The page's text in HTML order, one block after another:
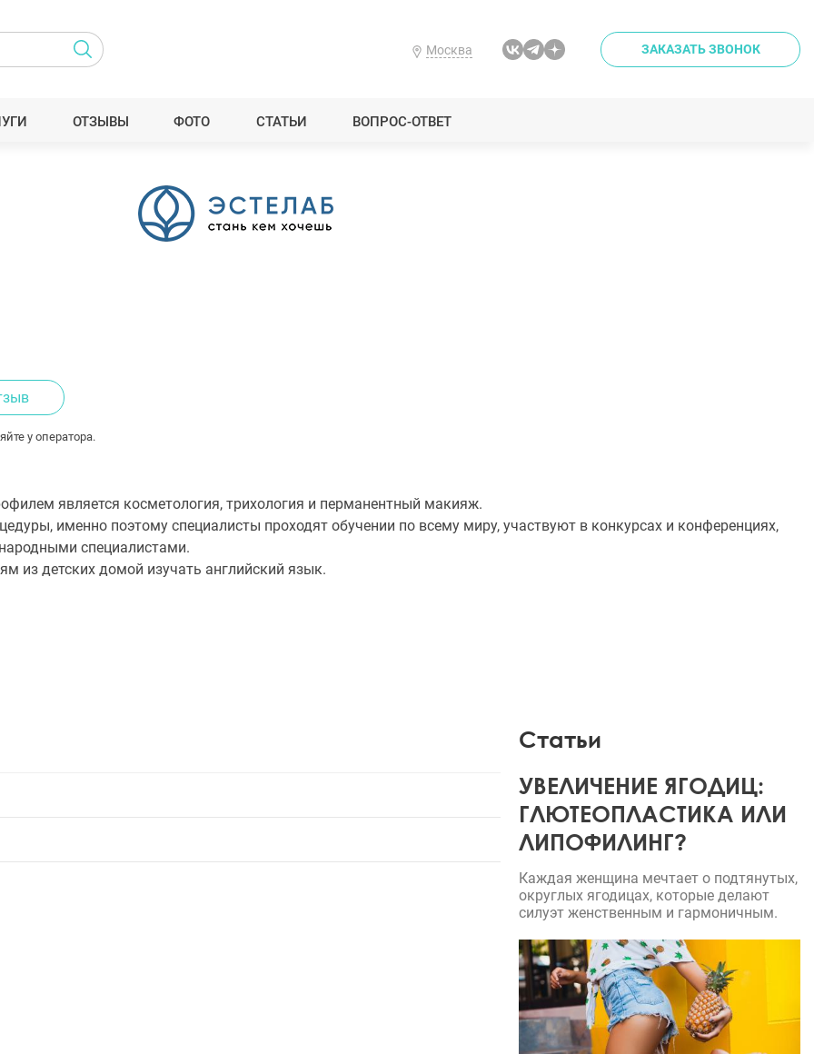
Москва ЗАКАЗАТЬ ЗВОНОК
ОТЗЫВЫ ФОТО СТАТЬИ ВОПРОС-ОТВЕТ
у оператора.
является косметология, трихология и перманентный макияж.
именно поэтому специалисты проходят обучении по всему миру, участвуют в конкурсах и конференциях,
специалистами.
из детских домой изучать английский язык.
Статьи
УВЕЛИЧЕНИЕ ЯГОДИЦ:
ГЛЮТЕОПЛАСТИКА ИЛИ
ЛИПОФИЛИНГ?
Каждая женщина мечтает о подтянутых,
округлых ягодицах, которые делают
силуэт женственным и гармоничным.